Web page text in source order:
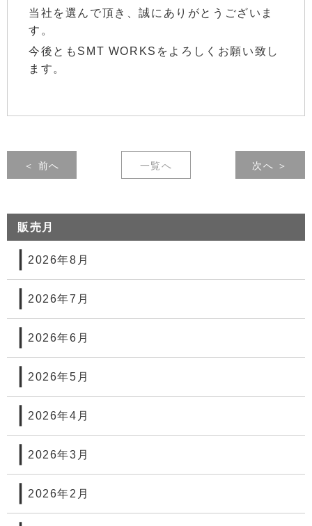
当社を選んで頂き、誠にありがとうございま
す。
今後ともSMT WORKSをよろしくお願い致し
ます。
＜ 前へ 一覧へ 次へ ＞
販売月
2026年8月
2026年7月
2026年6月
2026年5月
2026年4月
2026年3月
2026年2月